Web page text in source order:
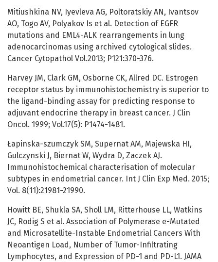
Mitiushkina NV, Iyevleva AG, Poltoratskiy AN, Ivantsov
AO, Togo AV, Polyakov Is et al. Detection of EGFR
mutations and EML4-ALK rearrangements in lung
adenocarcinomas using archived cytological slides.
Cancer Cytopathol Vol.2013; P121:370-376.
Harvey JM, Clark GM, Osborne CK, Allred DC. Estrogen
receptor status by immunohistochemistry is superior to
the ligand-binding assay for predicting response to
adjuvant endocrine therapy in breast cancer. J Clin
Oncol. 1999; Vol.17(5): P1474-1481.
Łapinska-szumczyk SM, Supernat AM, Majewska HI,
Gulczynski J, Biernat W, Wydra D, Zaczek AJ.
Immunohistochemical characterisation of molecular
subtypes in endometrial cancer. Int J Clin Exp Med. 2015;
Vol. 8(11):21981-21990.
Howitt BE, Shukla SA, Sholl LM, Ritterhouse LL, Watkins
JC, Rodig S et al. Association of Polymerase e-Mutated
and Microsatellite-Instable Endometrial Cancers With
Neoantigen Load, Number of Tumor-Infiltrating
Lymphocytes, and Expression of PD-1 and PD-L1. JAMA